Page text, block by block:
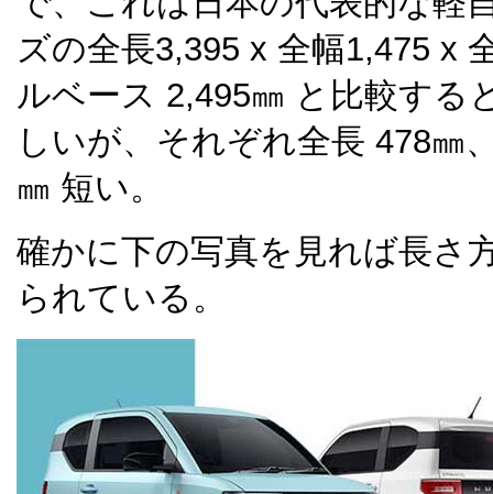
ズの全長3,395 x 全幅1,475 x
ルベース 2,495㎜ と比較する
しいが、それぞれ全長 478㎜
㎜ 短い。
確かに下の写真を見れば長さ
られている。